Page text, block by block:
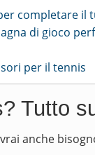
completare
di gioco
per il tennis
Tutto
anche